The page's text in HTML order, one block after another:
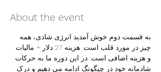
About the event
به قسمت دوم خوش آمدید انرژی شادی، همه
چیز در مورد قلب است. هزینه 27 دلار + مالیات
و هزینه اضافی است. در این دوره ما به حرکات
شادمانه خود در چیگونگ ادامه می دهیم و درک